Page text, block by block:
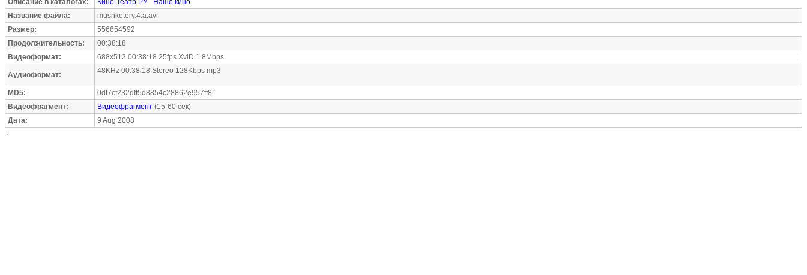
Описание в каталогах:
Кино-Театр.РУ
Наше кино
Название файла:
mushketery.4.a.avi
Размер:
556654592
Продолжительность:
00:38:18
Видеоформат:
688x512 00:38:18 25fps XviD 1.8Mbps
Аудиоформат: 48KHz 00:38:18 Stereo 128Kbps mp3
MD5:
0df7cf232dff5d8854c28862e957ff81
Видеофрагмент:
Видеофрагмент (15-60 сек)
Дата:
9 Aug 2008